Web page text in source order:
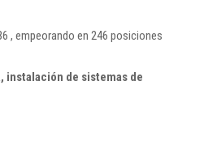
, empeorando en 246 posiciones
instalación de sistemas de